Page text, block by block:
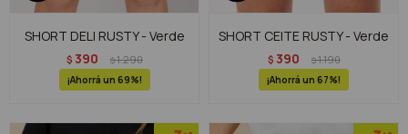
SHORT DELI RUSTY - Verde
$ 390 $1.290
69
SHORT CEITE RUSTY - Verde
$ 390 $1.190
67